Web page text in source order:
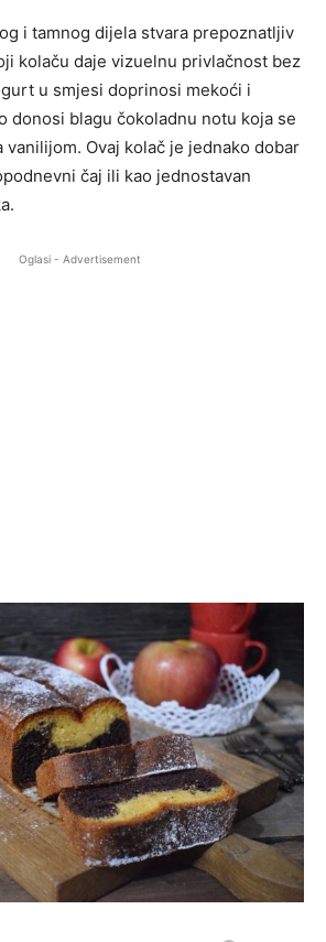
i tamnog dijela stvara prepoznatljiv
kolaču daje vizuelnu privlačnost bez
u smjesi doprinosi mekoći i
donosi blagu čokoladnu notu koja se
vanilijom. Ovaj kolač je jednako dobar
čaj ili kao jednostavan
Oglasi - Advertisement